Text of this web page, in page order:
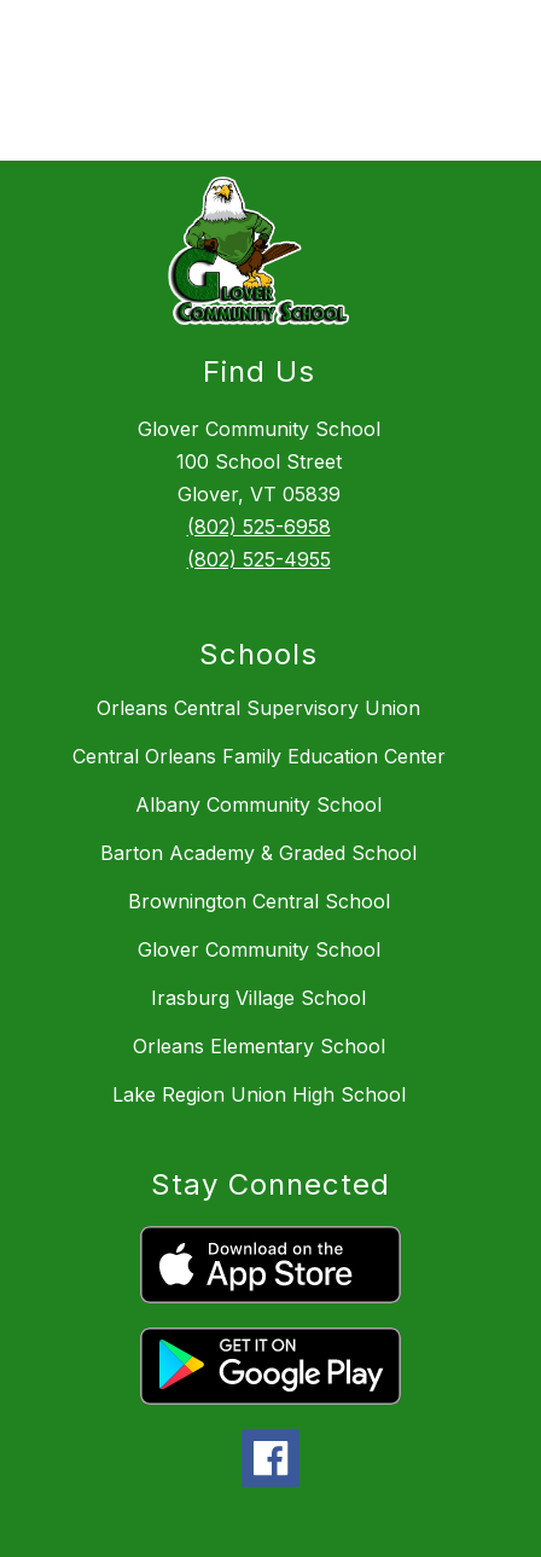
Find Us
Glover Community School
100 School Street
Glover, VT 05839
(802) 525-6958
(802) 525-4955
Schools
Orleans Central Supervisory Union
Central Orleans Family Education Center
Albany Community School
Barton Academy & Graded School
Brownington Central School
Glover Community School
Irasburg Village School
Orleans Elementary School
Lake Region Union High School
Stay Connected